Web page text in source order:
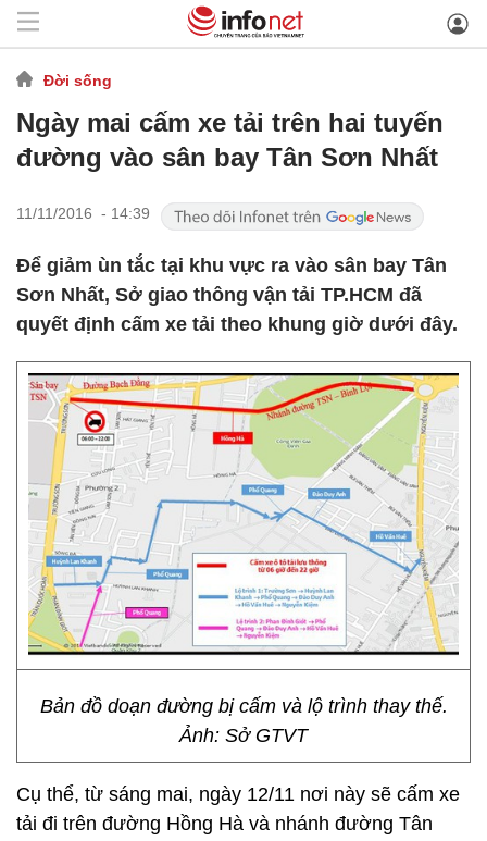
Đời sống
Ngày mai cấm xe tải trên hai tuyến
đường vào sân bay Tân Sơn Nhất
11/11/2016 - 14:39
Để giảm ùn tắc tại khu vực ra vào sân bay Tân
Sơn Nhất, Sở giao thông vận tải TP.HCM đã
quyết định cấm xe tải theo khung giờ dưới đây.
Bản đồ doạn đường bị cấm và lộ trình thay thế.
Ảnh: Sở GTVT
Cụ thể, từ sáng mai, ngày 12/11 nơi này sẽ cấm xe
tải đi trên đường Hồng Hà và nhánh đường Tân